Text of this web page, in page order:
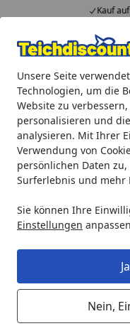
Unsere Seite
Technologien, um die
Website zu
personalisieren und
analysieren. Mit Ihrer
Verwendung von
persönlichen Daten
Surferlebnis und mehr
Sie können Ihre
Einstellungen
Nein,
Kauf
Alle Produkte
Mein Konto
Suchen
Startseite
Teichprodukte
Heissner
ca.1000 l/h